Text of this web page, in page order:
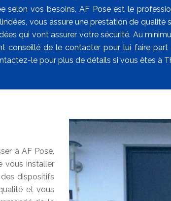
selon vos besoins, AF Pose est le
vous assure une prestation de qualité
qui vont assurer votre sécurité. Au
conseillé de le contacter pour lui faire
le pour plus de détails si vous êtes à
à AF Pose.
vous installer
dispositifs
et vous